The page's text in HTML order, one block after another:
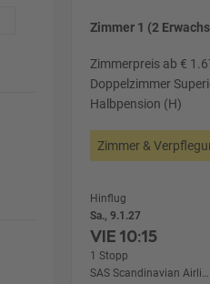
Zimmer 1 (2
Zimmerpreis ab €
Doppelzimmer
Halbpension (H)
Zimmer &
Hinflug
Sa., 9.1.27
VIE10:15
1 Stopp
SAS Scandinavian Airlines